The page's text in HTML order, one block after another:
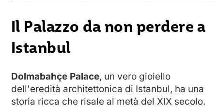
Il Palazzo da non perdere a
Istanbul
Dolmabahçe Palace, un vero gioiello
dell'eredità architettonica di Istanbul, ha una
storia ricca che risale al metà del XIX secolo.